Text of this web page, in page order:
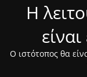
Η
Ο ιστότοπος θα